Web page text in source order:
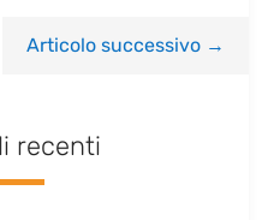
Articolo successivo→
recenti